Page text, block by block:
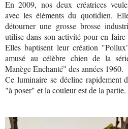
En 2009, nos deux créatrices
avec les éléments du quotidien.
détourner une grosse brosse
utilise dans son activité pour en faire
Elles baptisent leur création
amusé au célèbre chien de la
Manège Enchanté" des années 1960.
Ce luminaire se décline rapidement
"à poser" et la couleur est de la partie.